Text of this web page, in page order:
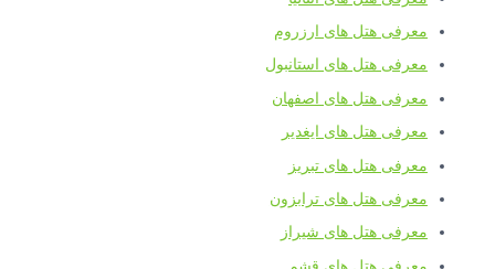
معرفی هتل های ارزروم
معرفی هتل های استانبول
معرفی هتل های اصفهان
معرفی هتل های ایغدیر
معرفی هتل های تبریز
معرفی هتل های ترابزون
معرفی هتل های شیراز